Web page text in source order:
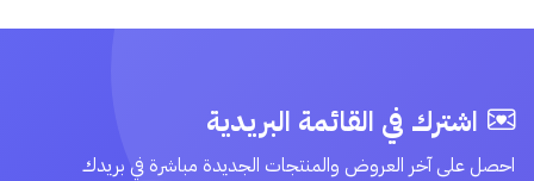
اشترك في القائمة البريدية
احصل على آخر العروض والمنتجات الجديدة مباشرة في بريدك